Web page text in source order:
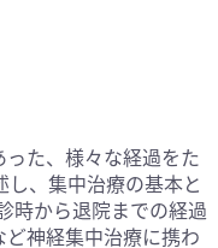
(1)
た、様々な経過をた
、集中治療の基本と
時から退院までの経過
神経集中治療に携わ